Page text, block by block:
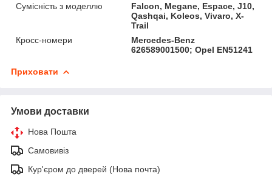
Сумісність з моделлю
Falcon, Megane, Espace, J10,
Qashqai, Koleos, Vivaro, X-
Trail
Кросс-номери
Mercedes-Benz
626589001500; Opel EN51241
Приховати
Умови доставки
Нова Пошта
Самовивіз
Кур'єром до дверей (Нова почта)